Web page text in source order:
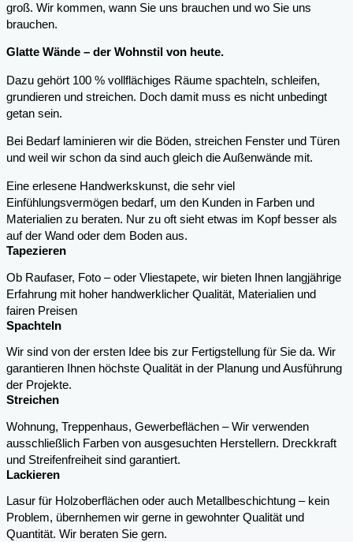
groß. Wir kommen, wann Sie uns brauchen und wo Sie uns
brauchen.
Glatte Wände – der Wohnstil von heute.
Dazu gehört 100 % vollflächiges Räume spachteln, schleifen,
grundieren und streichen. Doch damit muss es nicht unbedingt
getan sein.
Bei Bedarf laminieren wir die Böden, streichen Fenster und Türen
und weil wir schon da sind auch gleich die Außenwände mit.
Eine erlesene Handwerkskunst, die sehr viel
Einfühlungsvermögen bedarf, um den Kunden in Farben und
Materialien zu beraten. Nur zu oft sieht etwas im Kopf besser als
auf der Wand oder dem Boden aus.
Tapezieren
Ob Raufaser, Foto – oder Vliestapete, wir bieten Ihnen langjährige
Erfahrung mit hoher handwerklicher Qualität, Materialien und
fairen Preisen
Spachteln
Wir sind von der ersten Idee bis zur Fertigstellung für Sie da. Wir
garantieren Ihnen höchste Qualität in der Planung und Ausführung
der Projekte.
Streichen
Wohnung, Treppenhaus, Gewerbeflächen – Wir verwenden
ausschließlich Farben von ausgesuchten Herstellern. Dreckkraft
und Streifenfreiheit sind garantiert.
Lackieren
Lasur für Holzoberflächen oder auch Metallbeschichtung – kein
Problem, übernhemen wir gerne in gewohnter Qualität und
Quantität. Wir beraten Sie gern.